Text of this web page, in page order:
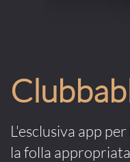
L'esclusiva app
la folla